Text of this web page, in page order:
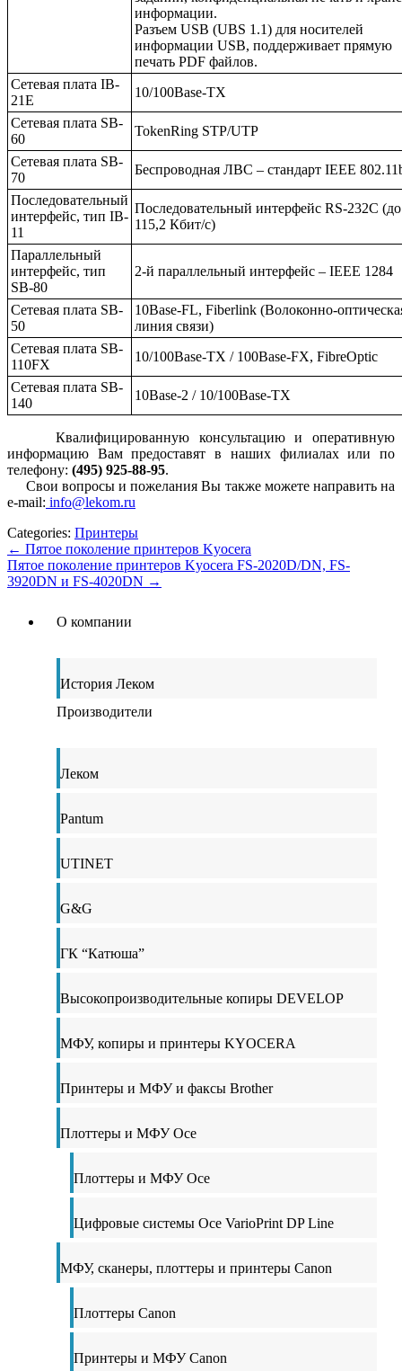
информации.
Разъем USB (UBS 1.1) для носителей
информации USB, поддерживает прямую
печать PDF файлов.
Сетевая плата IB-
21E
10/100Base-TX
Сетевая плата SB-
60
TokenRing STP/UTP
Сетевая плата SB-
70
Беспроводная ЛВС – стандарт IEEE
Последовательный
интерфейс, тип IB-
11
Последовательный интерфейс RS-232C (до
115,2 Кбит/с)
Параллельный
интерфейс, тип
SB-80
2-й параллельный интерфейс – IEEE 1284
Сетевая плата SB-
50
10Base-FL, Fiberlink (Волоконно-
линия связи)
Сетевая плата SB-
110FX
10/100Base-TX / 100Base-FX, FibreOptic
Сетевая плата SB-
140
10Base-2 / 10/100Base-TX
Квалифицированную консультацию и оперативную
информацию Вам предоставят в наших филиалах или по
телефону: (495) 925-88-95.
Свои вопросы и пожелания Вы также можете направить на
e-mail: info@lekom.ru
Categories: Принтеры
← Пятое поколение принтеров Kyocera
Пятое поколение принтеров Kyocera FS-2020D/DN, FS-
3920DN и FS-4020DN →
О компании
История Леком
Производители
Леком
Pantum
UTINET
G&G
ГК “Катюша”
Высокопроизводительные копиры DEVELOP
МФУ, копиры и принтеры KYOCERA
Принтеры и МФУ и факсы Brother
Плоттеры и МФУ Oce
Плоттеры и МФУ Oce
Цифровые системы Oce VarioPrint DP Line
МФУ, сканеры, плоттеры и принтеры Canon
Плоттеры Canon
Принтеры и МФУ Canon